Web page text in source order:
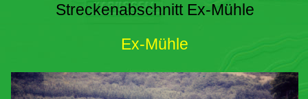
Streckenabschnitt Ex-Mühle
Ex-Mühle